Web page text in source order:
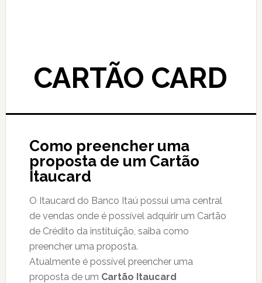
CARTÃO CARD
Como preencher uma
proposta de um Cartão
Itaucard
O Itaucard do Banco Itaú possui uma central
de vendas onde é possível adquirir um Cartão
de Crédito da instituição, saiba como
preencher uma proposta.
Atualmente é possível preencher uma
proposta de um Cartão Itaucard